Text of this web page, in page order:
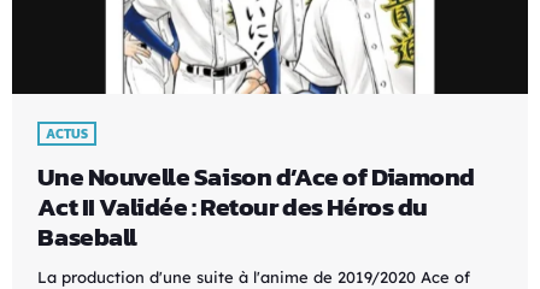
ACTUS
Une Nouvelle Saison d’Ace of Diamond
Act II Validée : Retour des Héros du
Baseball
La production d'une suite à l'anime de 2019/2020 Ace of